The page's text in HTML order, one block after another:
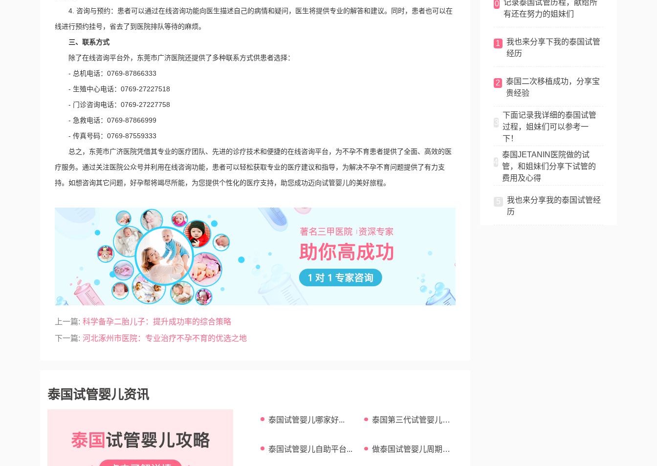
0 记录泰国试管历程，献给所
有还在努力的姐妹们
1
我也来分享下我的泰国试管
经历
2
泰国二次移植成功，分享宝
贵经验
3
下面记录我详细的泰国试管
过程，姐妹们可以参考一
下！
4
泰国JETANIN医院做的试
管，和姐妹们分享下试管的
费用及心得
5
我也来分享我的泰国试管经
历
4. 咨询与预约：患者可以通过在线咨询功能向医生描述自己的病情和疑问，医生将提供专业的解答和建议。同时，患者也可以在
线进行预约挂号，省去了到医院排队等待的麻烦。
三、联系方式
除了在线咨询平台外，东莞市广济医院还提供了多种联系方式供患者选择：
- 总机电话：0769-87866333
- 生殖中心电话：0769-27227518
- 门诊咨询电话：0769-27227758
- 急救电话：0769-87866999
- 传真号码：0769-87559333
总之，东莞市广济医院凭借其专业的医疗团队、先进的诊疗技术和便捷的在线咨询平台，为不孕不育患者提供了全面、高效的医
疗服务。通过关注医院公众号并利用在线咨询功能，患者可以轻松获取专业的医疗建议和指导，为解决不孕不育问题提供了有力支
持。如想咨询其它问题，好孕帮将竭尽所能，为您提供个性化的医疗支持，助您成功迈向试管婴儿的美好旅程。
上一篇: 科学备孕二胎儿子：提升成功率的综合策略
下一篇: 河北涿州市医院：专业治疗不孕不育的优选之地
泰国试管婴儿资讯
泰国试管婴儿哪家好...
泰国第三代试管婴儿成
泰国试管婴儿自助平台...
做泰国试管婴儿周期与